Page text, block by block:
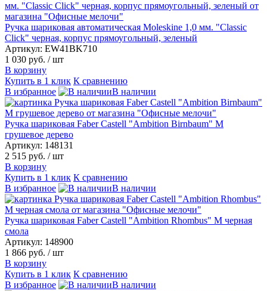
Ручка шариковая автоматическая Moleskine 1,0 мм. "Classic
Click" черная, корпус прямоугольный, зеленый
Артикул: EW41BK710
1 030 руб. / шт
В корзину
Купить в 1 клик К сравнению
В избранное
В наличии
Ручка шариковая Faber Castell "Ambition Birnbaum" М
грушевое дерево
Артикул: 148131
2 515 руб. / шт
В корзину
Купить в 1 клик К сравнению
В избранное
В наличии
Ручка шариковая Faber Castell "Ambition Rhombus" М черная
смола
Артикул: 148900
1 866 руб. / шт
В корзину
Купить в 1 клик К сравнению
В избранное
В наличии